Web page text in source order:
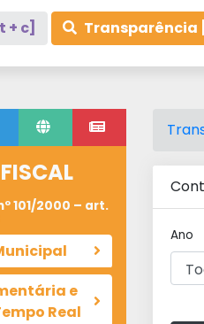
+ c] Transparência
101/2000 – art.
e
Real
Ano